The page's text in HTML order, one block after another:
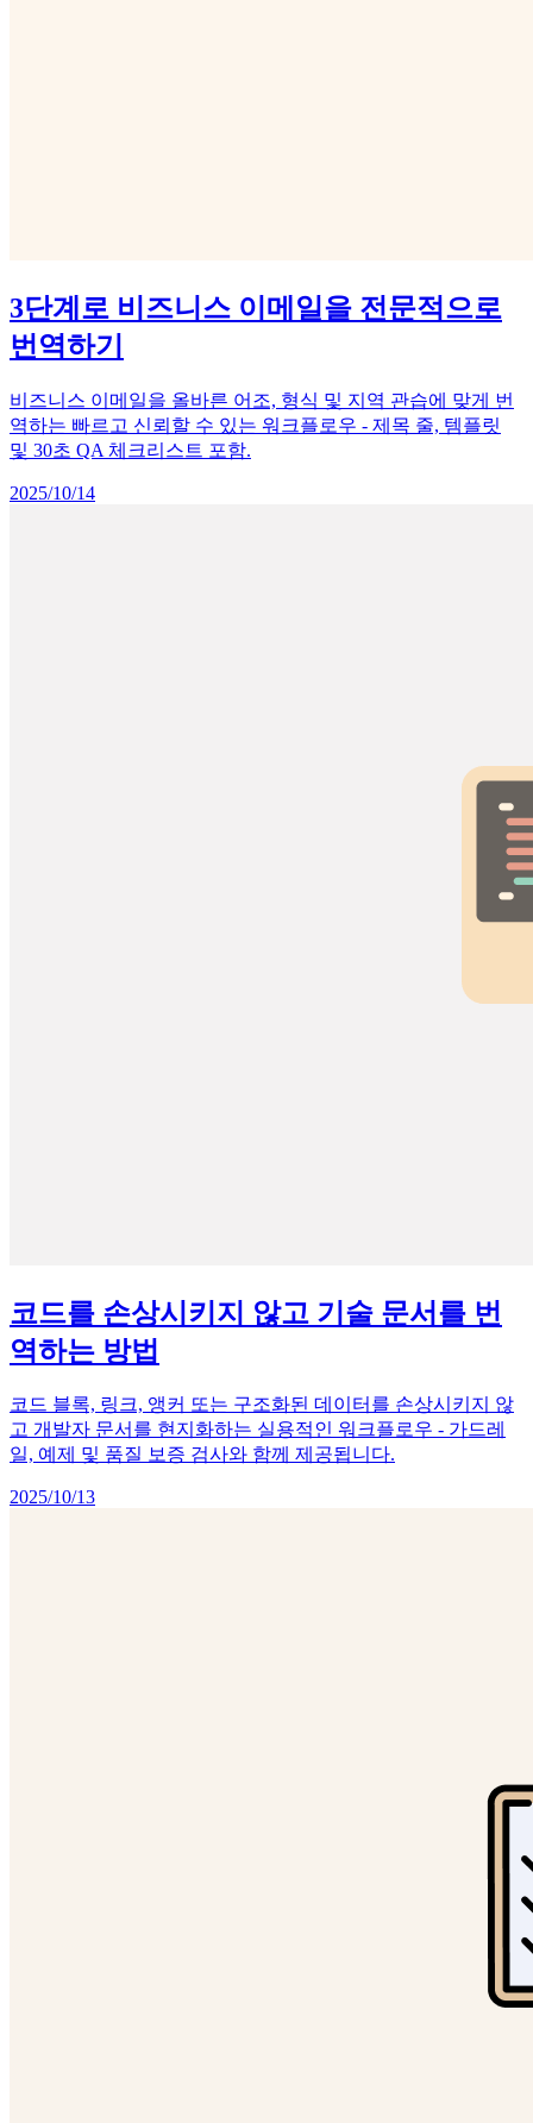
3단계로 비즈니스 이메일을 전문적으로
번역하기
비즈니스 이메일을 올바른 어조, 형식 및 지역 관습에 맞게 번
역하는 빠르고 신뢰할 수 있는 워크플로우 - 제목 줄, 템플릿
및 30초 QA 체크리스트 포함.
2025/10/14
코드를 손상시키지 않고 기술 문서를 번
역하는 방법
코드 블록, 링크, 앵커 또는 구조화된 데이터를 손상시키지 않
고 개발자 문서를 현지화하는 실용적인 워크플로우 - 가드레
일, 예제 및 품질 보증 검사와 함께 제공됩니다.
2025/10/13